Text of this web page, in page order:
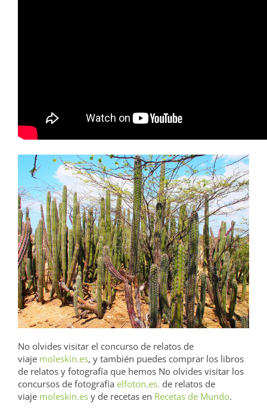
No olvides visitar el concurso de relatos de
viaje moleskin.es, y también puedes comprar los libros
de relatos y fotografía que hemos No olvides visitar los
concursos de fotografía elfoton.es. de relatos de
viaje moleskin.es y de recetas en Recetas de Mundo.